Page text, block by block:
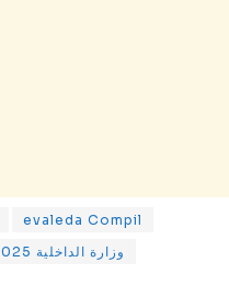
evaleda Compil
وزارة الداخلية 2025